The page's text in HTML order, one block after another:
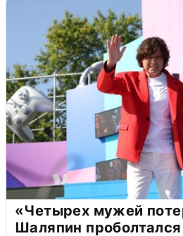
«Четырех мужей
Шаляпин проболтался